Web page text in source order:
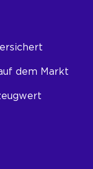
dem Markt